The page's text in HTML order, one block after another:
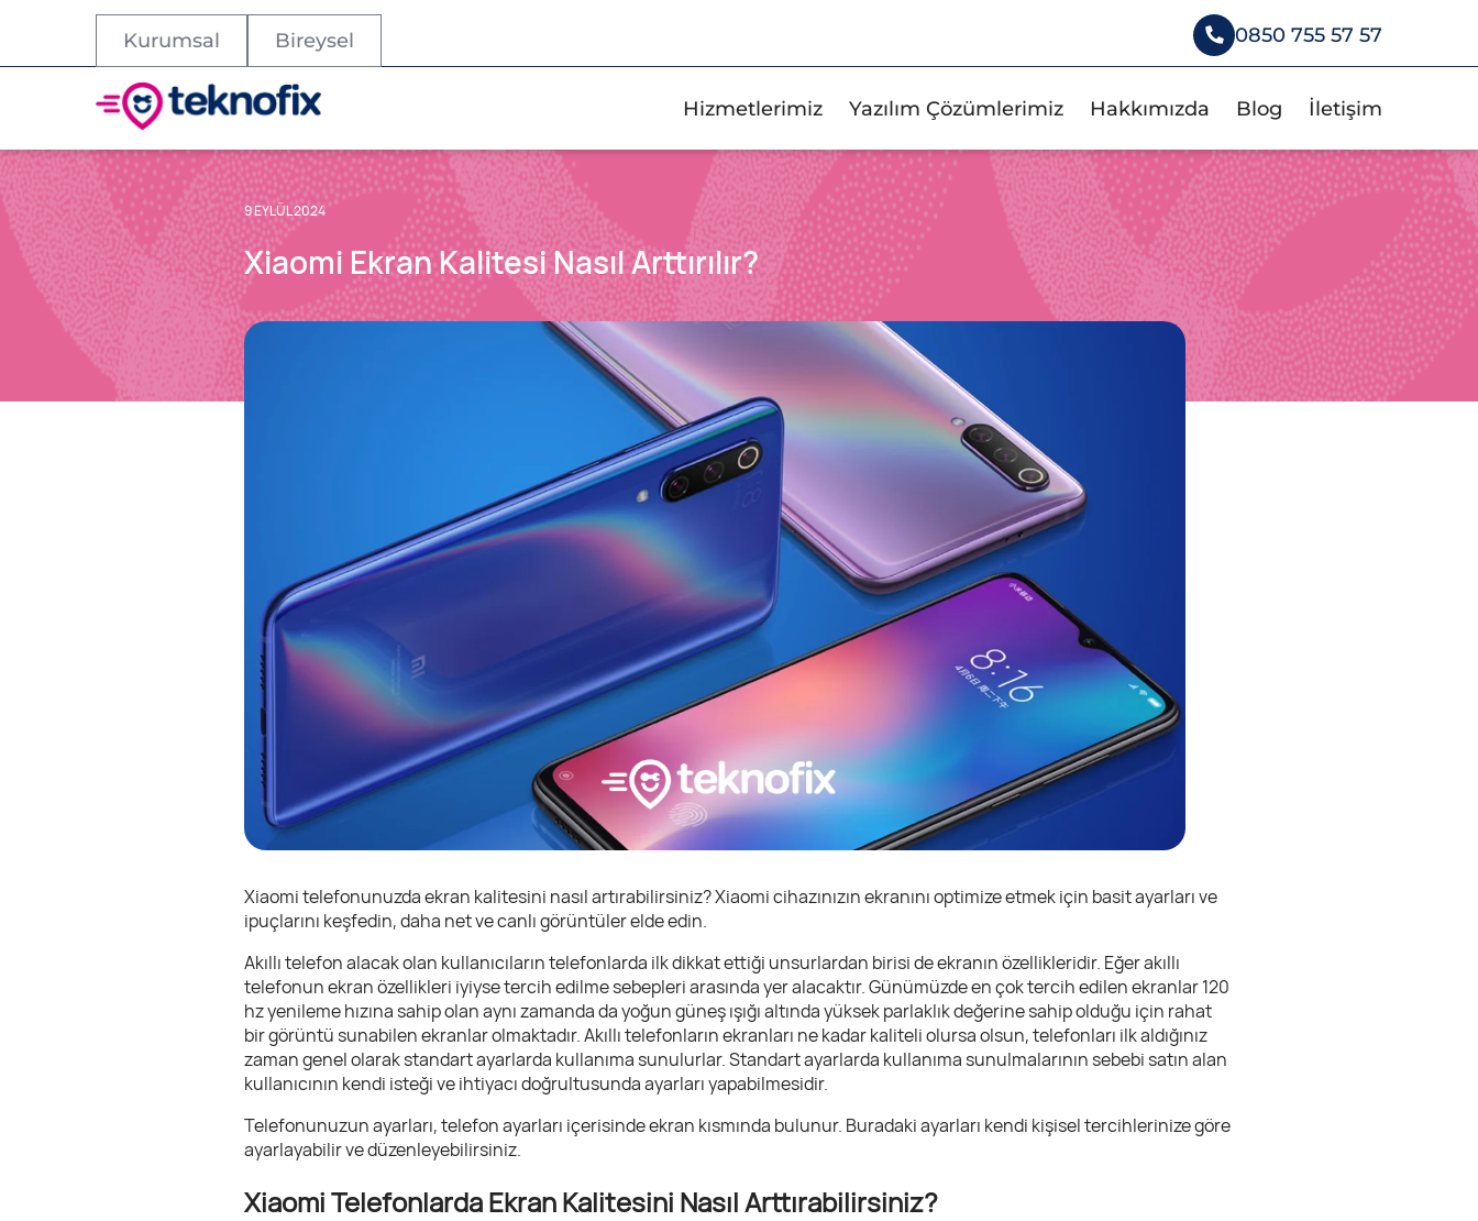
Kurumsal Bireysel 0850 755 57 57
Hizmetlerimiz Yazılım Çözümlerimiz Hakkımızda Blog İletişim
9 EYLÜL 2024
Xiaomi Ekran Kalitesi Nasıl Arttırılır?
Xiaomi telefonunuzda ekran kalitesini nasıl artırabilirsiniz? Xiaomi cihazınızın ekranını optimize etmek için basit ayarları ve
ipuçlarını keşfedin, daha net ve canlı görüntüler elde edin.
Akıllı telefon alacak olan kullanıcıların telefonlarda ilk dikkat ettiği unsurlardan birisi de ekranın özellikleridir. Eğer akıllı
telefonun ekran özellikleri iyiyse tercih edilme sebepleri arasında yer alacaktır. Günümüzde en çok tercih edilen ekranlar 120
hz yenileme hızına sahip olan aynı zamanda da yoğun güneş ışığı altında yüksek parlaklık değerine sahip olduğu için rahat
bir görüntü sunabilen ekranlar olmaktadır. Akıllı telefonların ekranları ne kadar kaliteli olursa olsun, telefonları ilk aldığınız
zaman genel olarak standart ayarlarda kullanıma sunulurlar. Standart ayarlarda kullanıma sunulmalarının sebebi satın alan
kullanıcının kendi isteği ve ihtiyacı doğrultusunda ayarları yapabilmesidir.
Telefonunuzun ayarları, telefon ayarları içerisinde ekran kısmında bulunur. Buradaki ayarları kendi kişisel tercihlerinize göre
ayarlayabilir ve düzenleyebilirsiniz.
Xiaomi Telefonlarda Ekran Kalitesini Nasıl Arttırabilirsiniz?